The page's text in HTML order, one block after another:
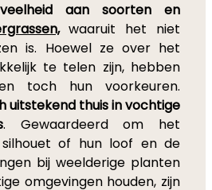
aan soorten en
waaruit het niet
is. Hoewel ze over het
te telen zijn, hebben
toch hun voorkeuren.
uitstekend thuis in vochtige
. Gewaardeerd om het
of hun loof en de
bij weelderige planten
omgevingen houden, zijn